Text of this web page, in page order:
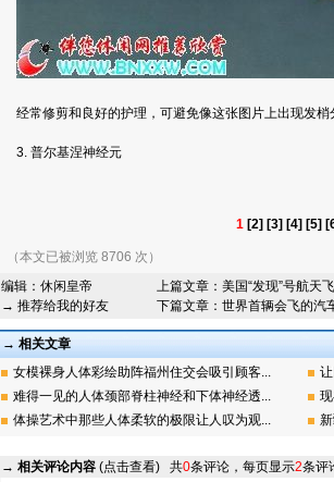
经常修剪和良好的护理，可避免像这张图片上出现发梢
3. 普尔基涅神经元
1 [2] [3] [4] [5]
（本文已被浏览 8706 次）
编辑： 休闲皇帝
→ 推荐给我的好友
上篇文章： 美国“发现”号航天
下篇文章： 世界首辆会飞的汽
→ 相关文章
女模裸身人体彩绘助阵福州住交会吸引顾客...
难得一见的人体颈部脊柱神经和下体神经透...
体操艺术中那些人体柔软的极限让人叹为观...
→ 相关评论内容 (点击查看) 共0条评论，每页显示2条评